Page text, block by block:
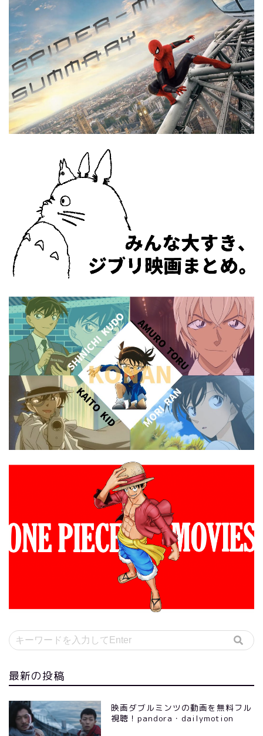
最新の投稿
映画ダブルミンツの動画を無料フル
視聴！pandora・dailymotion